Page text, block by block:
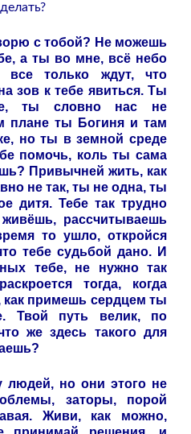
с тобой? Не можешь
а ты во мне, всё небо
все только ждут, что
зов к тебе явиться. Ты
ты словно нас не
плане ты Богиня и там
но ты в земной среде
помочь, коль ты сама
Привычней жить, как
не так, ты не одна, ты
дитя. Тебе так трудно
рассчитываешь
то ушло, откройся
тебе судьбой дано. И
тебе, не нужно так
тогда, когда
как примешь сердцем ты
Твой путь велик, по
же здесь такого для
людей, но они этого не
заторы, порой
Живи, как можно,